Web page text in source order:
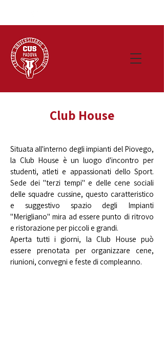
Club House
Situata all'interno degli impianti del Piovego,
la Club House è un luogo d'incontro per
studenti, atleti e appassionati dello Sport.
Sede dei "terzi tempi" e delle cene sociali
delle squadre cussine, questo caratteristico
e suggestivo spazio degli Impianti
"Merigliano" mira ad essere punto di ritrovo
e ristorazione per piccoli e grandi.
Aperta tutti i giorni, la Club House può
essere prenotata per organizzare cene,
riunioni, convegni e feste di compleanno.